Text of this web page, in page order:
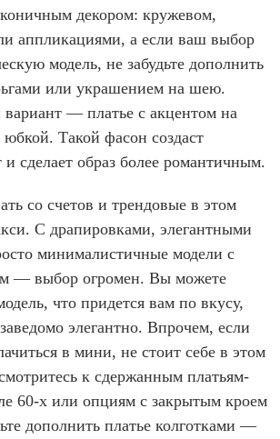
декором: кружевом,
аппликациями, а если ваш выбор
модель, не забудьте дополнить
или украшением на шею.
— платье с акцентом на
Такой фасон создаст
сделает образ более романтичным.
со счетов и трендовые в этом
С драпировками, элегантными
минималистичные модели с
— выбор огромен. Вы можете
что придется вам по вкусу,
элегантно. Впрочем, если
в мини, не стоит себе в этом
к сдержанным платьям-
60-х или опциям с закрытым кроем
дополнить платье колготками —